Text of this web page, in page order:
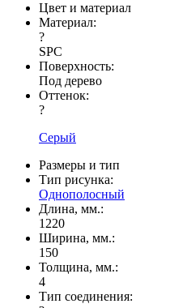
Цвет и материал
Материал:
?
SPC
Поверхность:
Под дерево
Оттенок:
?
Серый
Размеры и тип
Тип рисунка:
Однополосный
Длина, мм.:
1220
Ширина, мм.:
150
Толщина, мм.:
4
Тип соединения: